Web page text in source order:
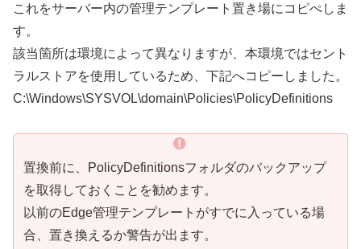
これをサーバー内の管理テンプレート置き場にコピぺしま
す。
該当箇所は環境によって異なりますが、本環境ではセント
ラルストアを使用しているため、下記へコピーしました。
C:\Windows\SYSVOL\domain\Policies\PolicyDefinitions
置換前に、PolicyDefinitionsフォルダのバックアップ
を取得しておくことを勧めます。
以前のEdge管理テンプレートがすでに入っている場
合、置き換えるか警告が出ます。